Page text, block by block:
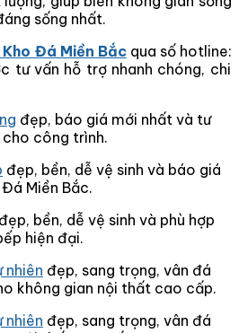
sống nhất.
Đá Miền Bắcqua số hotline:
tư vấn hỗ trợ nhanh chóng, chi
đẹp, báo giá mới nhất và tư
cho công trình.
đẹp, bền, dễ vệ sinh và báo giá
Miền Bắc.
đẹp, bền, dễ vệ sinh và phù hợp
hiện đại.
nhiên đẹp, sang trọng, vân đá
không gian nội thất cao cấp.
nhiên đẹp, sang trọng, vân đá